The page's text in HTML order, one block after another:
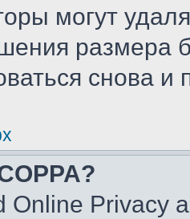
могут
размера
снова и
Online Privacy